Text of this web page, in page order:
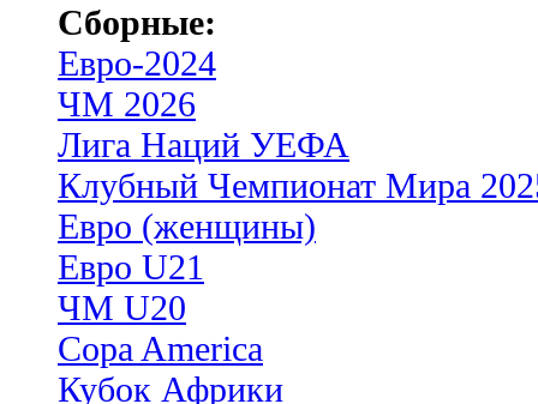
Сборные:
Евро-2024
ЧМ 2026
Лига Наций УЕФА
Клубный Чемпионат Мира
Евро (женщины)
Евро U21
ЧМ U20
Copa America
Кубок Африки